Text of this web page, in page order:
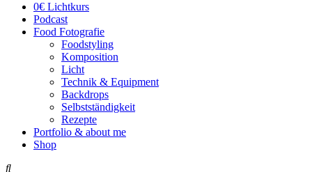
0€ Lichtkurs
Podcast
Food Fotografie
Foodstyling
Komposition
Licht
Technik & Equipment
Backdrops
Selbstständigkeit
Rezepte
Portfolio & about me
Shop